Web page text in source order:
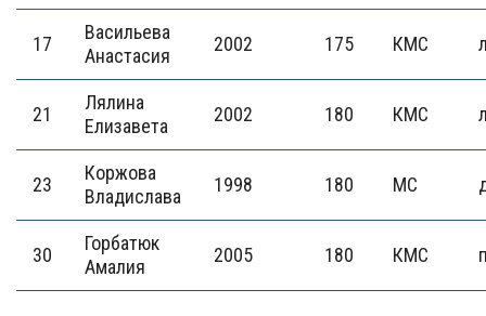
17
Васильева
Анастасия
2002 175 КМС
21
Лялина
Елизавета
2002 180 КМС
23
Коржова
Владислава
1998 180 МС
30
Горбатюк
Амалия
2005 180 КМС